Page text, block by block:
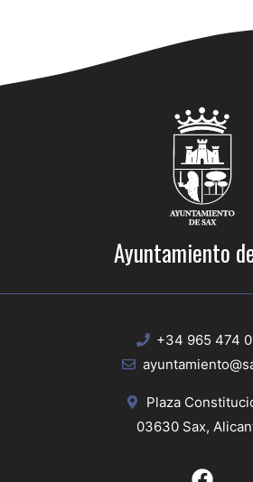
Ayuntamiento
+34 965 474
Plaza
03630 Sax,